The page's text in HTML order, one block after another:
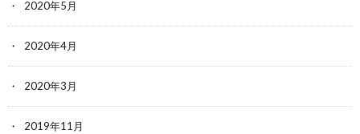
2020年5月
2020年4月
2020年3月
2019年11月